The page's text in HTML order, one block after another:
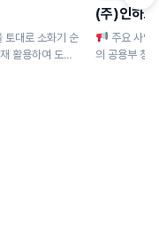
토대로 소화기 순
(주)인하그
의 공용부 청